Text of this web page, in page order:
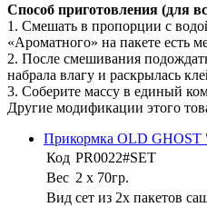
Способ приготовления (для
1. Смешать в пропорции с
«Ароматного» на пакете есть
2. После смешивания
набрала влагу и раскрылась
3. Соберите массу в единый
Другие модификации этого
Прикормка OLD GHOST
Код PR0022#SET
Вес 2 х 70гр.
Вид сет из 2х пакетов